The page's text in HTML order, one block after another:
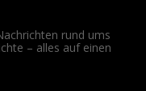
rund ums
– alles auf einen